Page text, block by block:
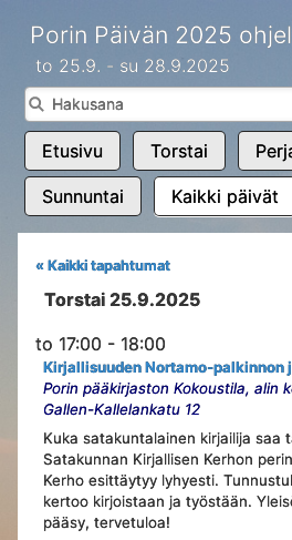
Porin Päivän 2025
to 25.9. - su 28.9.2025
Etusivu Torstai
Sunnuntai Kaikki päivät
« Kaikki tapahtumat
Torstai 25.9.2025
to 17:00 - 18:00
Kirjallisuuden Nortamo-palkinnon
Porin pääkirjaston Kokoustila, alin
Gallen-Kallelankatu 12
Kuka satakuntalainen kirjailija saa
Satakunnan Kirjallisen Kerhon
Kerho esittäytyy lyhyesti.
kertoo kirjoistaan ja työstään.
pääsy, tervetuloa!